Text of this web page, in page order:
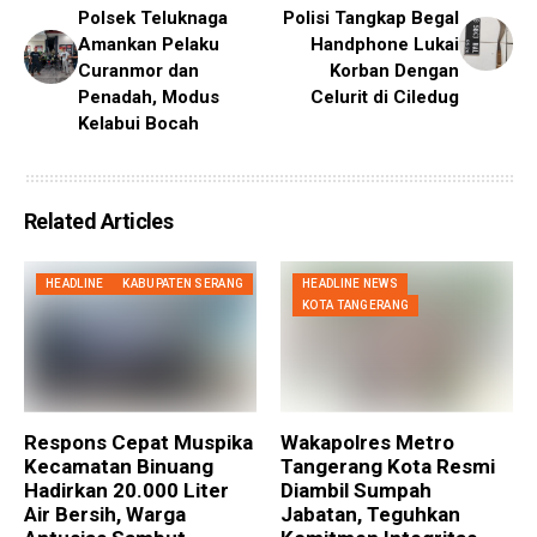
Polsek Teluknaga
Amankan Pelaku
Curanmor dan
Penadah, Modus
Kelabui Bocah
Polisi Tangkap Begal
Handphone Lukai
Korban Dengan
Celurit di Ciledug
Related Articles
HEADLINE KABUPATEN SERANG
Respons Cepat Muspika
Kecamatan Binuang
Hadirkan 20.000 Liter
Air Bersih, Warga
HEADLINE NEWS
KOTA TANGERANG
Wakapolres Metro
Tangerang Kota Resmi
Diambil Sumpah
Jabatan, Teguhkan